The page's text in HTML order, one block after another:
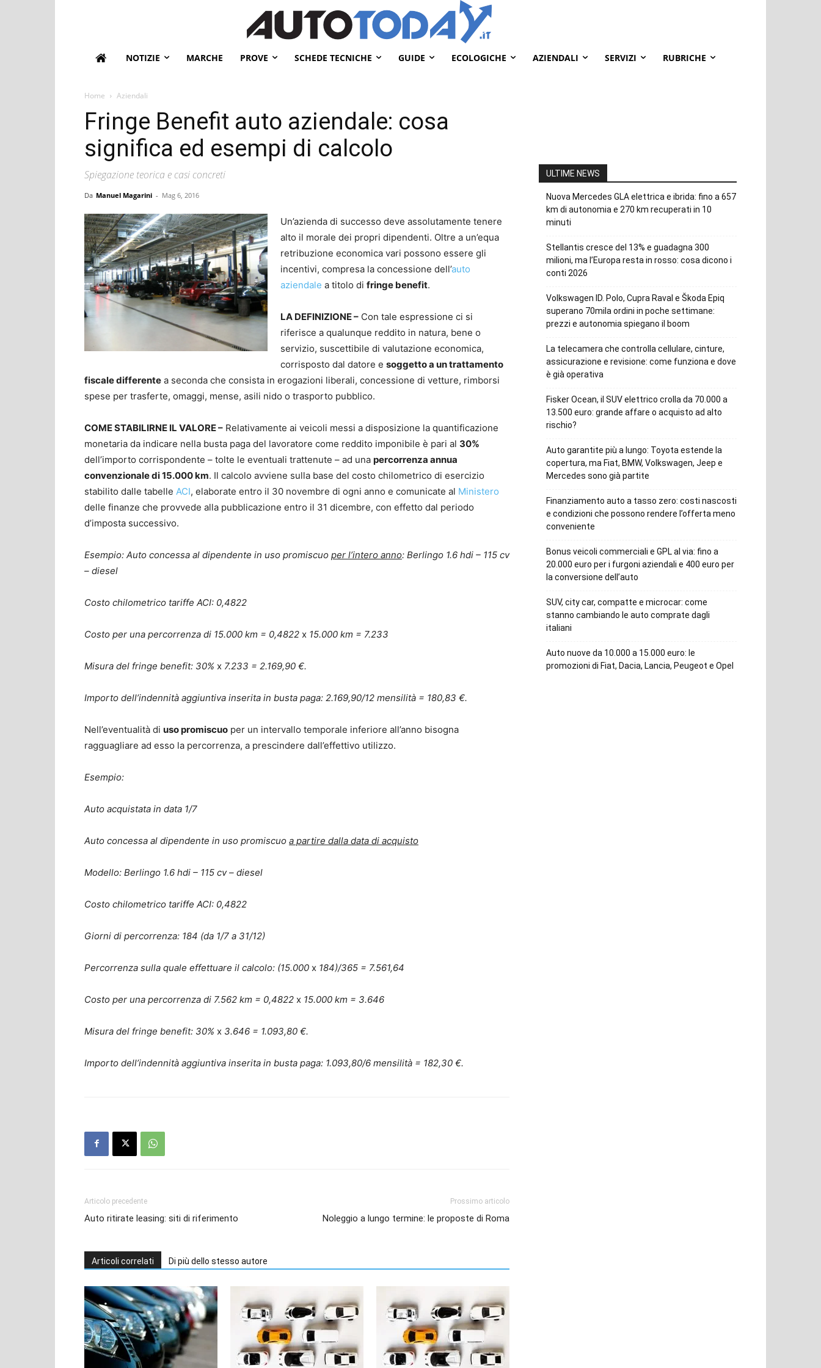
NOTIZIE MARCHE PROVE SCHEDE TECNICHE GUIDE ECOLOGICHE AZIENDALI SERVIZI RUBRICHE
Home Aziendali
Fringe Benefit auto aziendale: cosa
significa ed esempi di calcolo
Spiegazione teorica e casi concreti
Da Manuel Magarini - Mag 6, 2016
Un’azienda di successo deve assolutamente tenere
alto il morale dei propri dipendenti. Oltre a un’equa
retribuzione economica vari possono essere gli
incentivi, compresa la concessione dell’auto
aziendale a titolo di fringe benefit.
LA DEFINIZIONE – Con tale espressione ci si
riferisce a qualunque reddito in natura, bene o
servizio, suscettibile di valutazione economica,
corrisposto dal datore e soggetto a un trattamento
fiscale differente a seconda che consista in erogazioni liberali, concessione di vetture, rimborsi
spese per trasferte, omaggi, mense, asili nido o trasporto pubblico.
COME STABILIRNE IL VALORE – Relativamente ai veicoli messi a disposizione la quantificazione
monetaria da indicare nella busta paga del lavoratore come reddito imponibile è pari al 30%
dell’importo corrispondente – tolte le eventuali trattenute – ad una percorrenza annua
convenzionale di 15.000 km. Il calcolo avviene sulla base del costo chilometrico di esercizio
stabilito dalle tabelle ACI, elaborate entro il 30 novembre di ogni anno e comunicate al Ministero
delle finanze che provvede alla pubblicazione entro il 31 dicembre, con effetto dal periodo
d’imposta successivo.
Esempio: Auto concessa al dipendente in uso promiscuo per l’intero anno: Berlingo 1.6 hdi – 115 cv
– diesel
Costo chilometrico tariffe ACI: 0,4822
Costo per una percorrenza di 15.000 km = 0,4822 x 15.000 km = 7.233
Misura del fringe benefit: 30% x 7.233 = 2.169,90 €.
Importo dell’indennità aggiuntiva inserita in busta paga: 2.169,90/12 mensilità = 180,83 €.
Nell’eventualità di uso promiscuo per un intervallo temporale inferiore all’anno bisogna
ragguagliare ad esso la percorrenza, a prescindere dall’effettivo utilizzo.
Esempio:
Auto acquistata in data 1/7
Auto concessa al dipendente in uso promiscuo a partire dalla data di acquisto
Modello: Berlingo 1.6 hdi – 115 cv – diesel
Costo chilometrico tariffe ACI: 0,4822
Giorni di percorrenza: 184 (da 1/7 a 31/12)
Percorrenza sulla quale effettuare il calcolo: (15.000 x 184)/365 = 7.561,64
Costo per una percorrenza di 7.562 km = 0,4822 x 15.000 km = 3.646
Misura del fringe benefit: 30% x 3.646 = 1.093,80 €.
Importo dell’indennità aggiuntiva inserita in busta paga: 1.093,80/6 mensilità = 182,30 €.
Articolo precedente
Auto ritirate leasing: siti di riferimento
Prossimo articolo
Noleggio a lungo termine: le proposte di Roma
Articoli correlati Di più dello stesso autore
ULTIME NEWS
Nuova Mercedes GLA elettrica e ibrida: fino a 657
km di autonomia e 270 km recuperati in 10
minuti
Stellantis cresce del 13% e guadagna 300
milioni, ma l’Europa resta in rosso: cosa dicono i
conti 2026
Volkswagen ID. Polo, Cupra Raval e Škoda Epiq
superano 70mila ordini in poche settimane:
prezzi e autonomia spiegano il boom
La telecamera che controlla cellulare, cinture,
assicurazione e revisione: come funziona e dove
è già operativa
Fisker Ocean, il SUV elettrico crolla da 70.000 a
13.500 euro: grande affare o acquisto ad alto
rischio?
Auto garantite più a lungo: Toyota estende la
copertura, ma Fiat, BMW, Volkswagen, Jeep e
Mercedes sono già partite
Finanziamento auto a tasso zero: costi nascosti
e condizioni che possono rendere l’offerta meno
conveniente
Bonus veicoli commerciali e GPL al via: fino a
20.000 euro per i furgoni aziendali e 400 euro per
la conversione dell’auto
SUV, city car, compatte e microcar: come
stanno cambiando le auto comprate dagli
italiani
Auto nuove da 10.000 a 15.000 euro: le
promozioni di Fiat, Dacia, Lancia, Peugeot e Opel